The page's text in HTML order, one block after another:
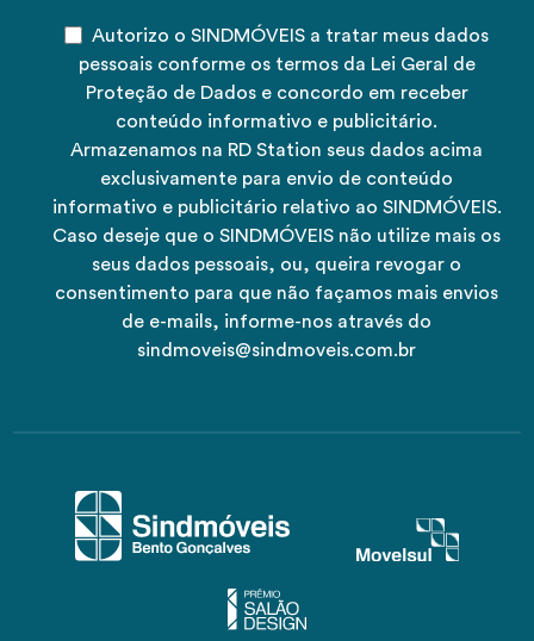
Autorizo o SINDMÓVEIS a tratar meus dados
pessoais conforme os termos da Lei Geral de
Proteção de Dados e concordo em receber
conteúdo informativo e publicitário.
Armazenamos na RD Station seus dados acima
exclusivamente para envio de conteúdo
informativo e publicitário relativo ao SINDMÓVEIS.
Caso deseje que o SINDMÓVEIS não utilize mais os
seus dados pessoais, ou, queira revogar o
consentimento para que não façamos mais envios
de e-mails, informe-nos através do
sindmoveis@sindmoveis.com.br